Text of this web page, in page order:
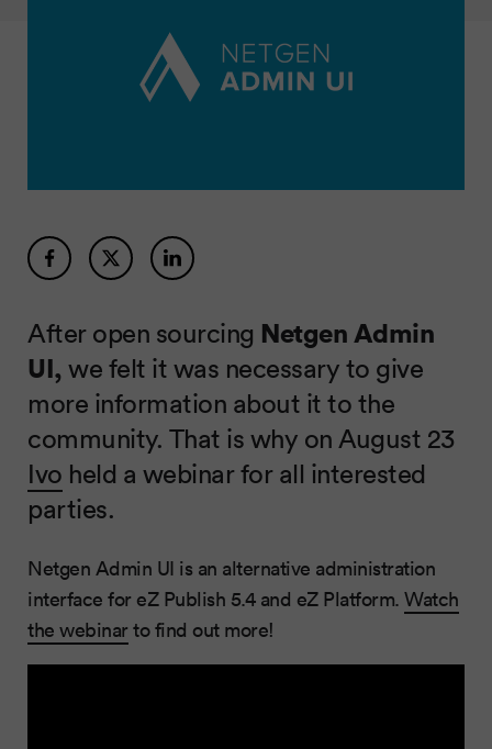
After open sourcing Netgen Admin
UI, we felt it was necessary to give
more information about it to the
community. That is why on August 23
Ivo held a webinar for all interested
parties.
Netgen Admin UI is an alternative administration
interface for eZ Publish 5.4 and eZ Platform. Watch
the webinar to find out more!